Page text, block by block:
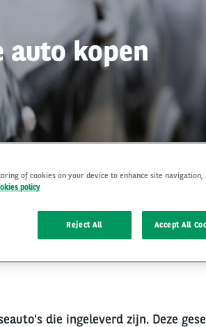
auto kopen
die ingeleverd zijn. Deze
of cookies on your device to enhance site navigation,
policy
Reject All Accept All